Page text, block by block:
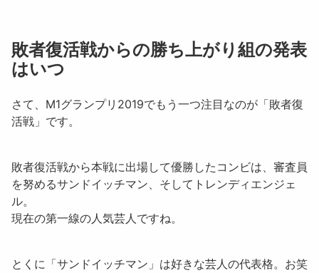
敗者復活戦からの勝ち上がり組の発表
はいつ
さて、M1グランプリ2019でもう一つ注目なのが「敗者復
活戦」です。
敗者復活戦から本戦に出場して優勝したコンビは、審査員
を努めるサンドイッチマン、そしてトレンディエンジェ
ル。
現在の第一線の人気芸人ですね。
とくに「サンドイッチマン」は好きな芸人の代表格。お笑